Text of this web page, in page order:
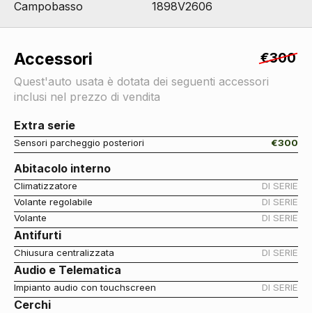
Campobasso 1898V2606
Accessori €300
Quest'auto usata è dotata dei seguenti accessori
inclusi nel prezzo di vendita
Extra serie
Sensori parcheggio posteriori €300
Abitacolo interno
Climatizzatore
DI SERIE
Volante regolabile
DI SERIE
Volante
DI SERIE
Antifurti
Chiusura centralizzata DI SERIE
Audio e Telematica
Impianto audio con touchscreen DI SERIE
Cerchi